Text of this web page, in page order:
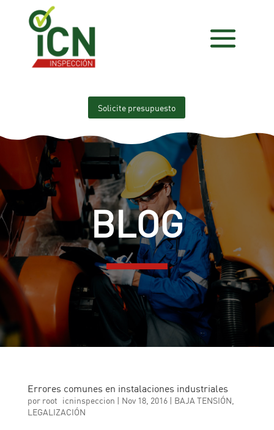
Solicite presupuesto
BLOG
Errores comunes en instalaciones industriales
por root_icninspeccion | Nov 18, 2016| BAJA TENSIÓN
LEGALIZACIÓN